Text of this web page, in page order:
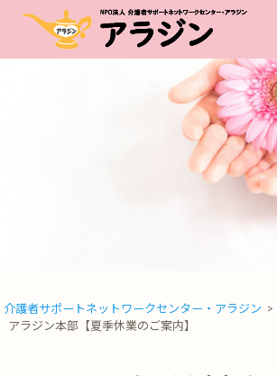
介護者サポートネットワークセンター・アラジン >
アラジン本部【夏季休業のご案内】